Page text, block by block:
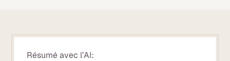
Résumé avec l’AI: